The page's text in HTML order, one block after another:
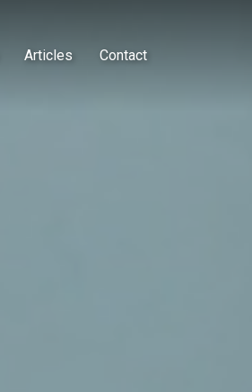
Articles Contact